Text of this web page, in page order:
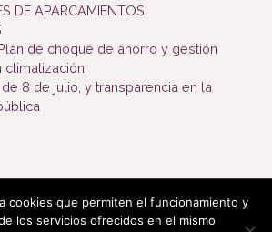
DE APARCAMIENTOS
de choque de ahorro y gestión
climatización
8 de julio, y transparencia en la
©2019. Todos los derechos reservados.
cookies que permiten el funcionamiento y
los servicios ofrecidos en el mismo